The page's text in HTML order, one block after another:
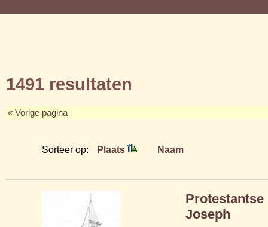
1491 resultaten
« Vorige pagina
Sorteer op: Plaats Naam
Protestantse
Joseph